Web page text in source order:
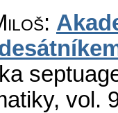
:
, vol.